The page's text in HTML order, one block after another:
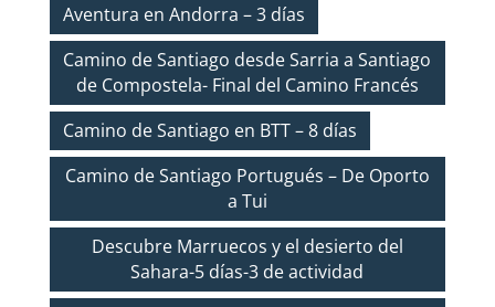
Aventura en Andorra – 3 días
Camino de Santiago desde Sarria a Santiago
de Compostela- Final del Camino Francés
Camino de Santiago en BTT – 8 días
Camino de Santiago Portugués – De Oporto
a Tui
Descubre Marruecos y el desierto del
Sahara-5 días-3 de actividad